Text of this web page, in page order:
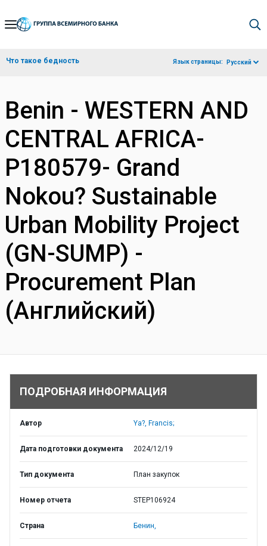
Skip
Navigation
Что такое бедность Язык страницы: Русский
Benin - WESTERN AND
CENTRAL AFRICA-
P180579- Grand
Nokou? Sustainable
Urban Mobility Project
(GN-SUMP) -
Procurement Plan
(Английский)
ПОДРОБНАЯ ИНФОРМАЦИЯ
Автор Ya?, Francis;
Дата подготовки документа 2024/12/19
Тип документа План закупок
Номер отчета STEP106924
Страна Бенин,